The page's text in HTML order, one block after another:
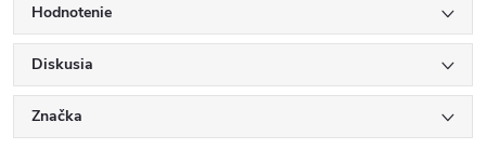
Hodnotenie
Diskusia
Značka